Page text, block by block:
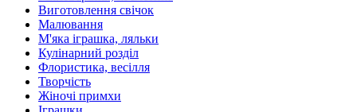
Виготовлення свічок
Малювання
М'яка іграшка, ляльки
Кулінарний розділ
Флористика, весілля
Творчість
Жіночі примхи